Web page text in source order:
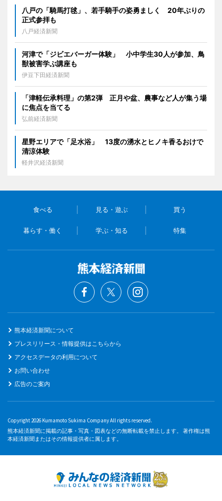
八戸の「騎馬打毬」、若手騎手の姿勇ましく 20年ぶりの
正式参拝も
八戸経済新聞
河津で「ジビエバーガー体験」 小中学生30人が参加、鳥
獣被害学ぶ講座も
伊豆下田経済新聞
「津軽伝承料理」の第2弾 正月や盆、農事など人が集う場
に焦点を当てる
弘前経済新聞
星野エリアで「足水浴」 13度の湧水とヒノキ香るおけで
清涼体験
軽井沢経済新聞
食べる 見る・遊ぶ 買う
暮らす・働く 学ぶ・知る 特集
熊本経済新聞について
プレスリリース・情報提供はこちらから
アクセスデータの利用について
お問い合わせ
広告のご案内
Copyright 2026 Kumamoto Sukima Company All rights reserved.
熊本経済新聞に掲載の記事・写真・図表などの無断転載を禁止します。 著作権は熊
本経済新聞またはその情報提供者に属します。